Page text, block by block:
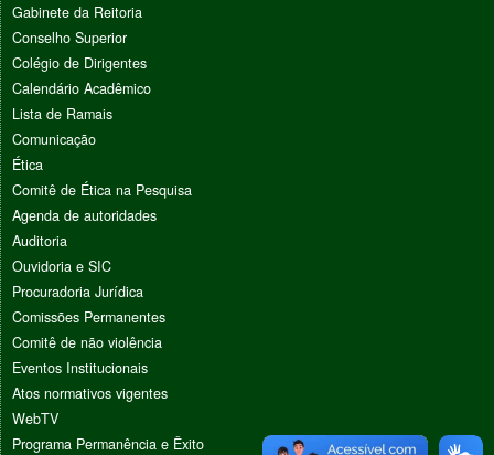
Gabinete da Reitoria
Conselho Superior
Colégio de Dirigentes
Calendário Acadêmico
Lista de Ramais
Comunicação
Ética
Comitê de Ética na Pesquisa
Agenda de autoridades
Auditoria
Ouvidoria e SIC
Procuradoria Jurídica
Comissões Permanentes
Comitê de não violência
Eventos Institucionais
Atos normativos vigentes
WebTV
Programa Permanência e Êxito